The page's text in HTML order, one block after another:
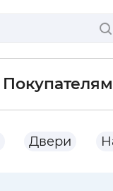
Покупателям
Двери